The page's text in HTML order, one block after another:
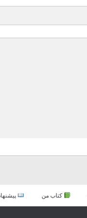
کتاب من